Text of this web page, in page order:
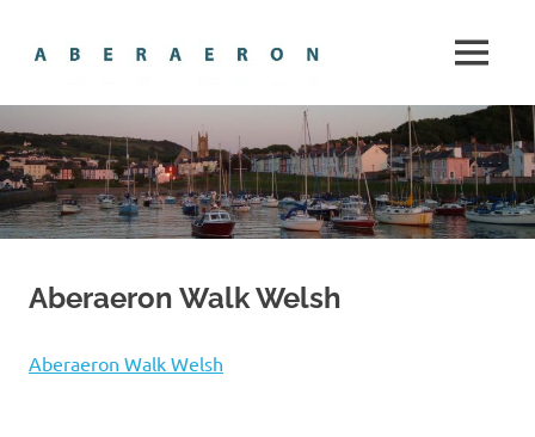
of
Cardigan
Bay
MENU
Aberaeron Walk Welsh
Aberaeron Walk Welsh